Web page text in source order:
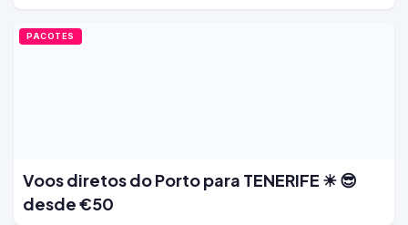
PACOTES
Voos diretos do Porto para TENERIFE ☀ 😎
desde €50